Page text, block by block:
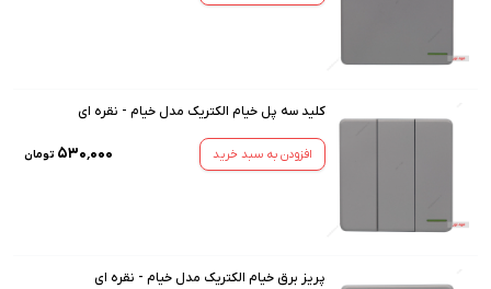
کلید سه پل خیام الکتریک مدل خیام - نقره ای
افزودن به سبد خرید ۵۳۰٬۰۰۰ تومان
پریز برق خیام الکتریک مدل خیام - نقره ای